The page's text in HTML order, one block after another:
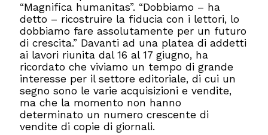
“Magnifica humanitas”. “Dobbiamo – ha
detto – ricostruire la fiducia con i lettori, lo
dobbiamo fare assolutamente per un futuro
di crescita.” Davanti ad una platea di addetti
ai lavori riunita dal 16 al 17 giugno, ha
ricordato che viviamo un tempo di grande
interesse per il settore editoriale, di cui un
segno sono le varie acquisizioni e vendite,
ma che la momento non hanno
determinato un numero crescente di
vendite di copie di giornali.